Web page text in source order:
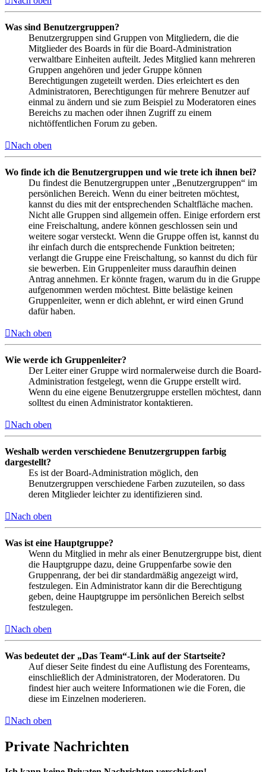
Was sind Benutzergruppen?
Benutzergruppen sind Gruppen von Mitgliedern, die die
Mitglieder des Boards in für die Board-Administration
verwaltbare Einheiten aufteilt. Jedes Mitglied kann mehreren
Gruppen angehören und jeder Gruppe können
Berechtigungen zugeteilt werden. Dies erleichtert es den
Administratoren, Berechtigungen für mehrere Benutzer auf
einmal zu ändern und sie zum Beispiel zu Moderatoren eines
Bereichs zu machen oder ihnen Zugriff zu einem
nichtöffentlichen Forum zu geben.
Nach oben
Wo finde ich die Benutzergruppen und wie trete ich ihnen bei?
Du findest die Benutzergruppen unter „Benutzergruppen“ im
persönlichen Bereich. Wenn du einer beitreten möchtest,
kannst du dies mit der entsprechenden Schaltfläche machen.
Nicht alle Gruppen sind allgemein offen. Einige erfordern erst
eine Freischaltung, andere können geschlossen sein und
weitere sogar versteckt. Wenn die Gruppe offen ist, kannst du
ihr einfach durch die entsprechende Funktion beitreten;
verlangt die Gruppe eine Freischaltung, so kannst du dich für
sie bewerben. Ein Gruppenleiter muss daraufhin deinen
Antrag annehmen. Er könnte fragen, warum du in die Gruppe
aufgenommen werden möchtest. Bitte belästige keinen
Gruppenleiter, wenn er dich ablehnt, er wird einen Grund
dafür haben.
Nach oben
Wie werde ich Gruppenleiter?
Der Leiter einer Gruppe wird normalerweise durch die Board-
Administration festgelegt, wenn die Gruppe erstellt wird.
Wenn du eine eigene Benutzergruppe erstellen möchtest, dann
solltest du einen Administrator kontaktieren.
Nach oben
Weshalb werden verschiedene Benutzergruppen farbig
dargestellt?
Es ist der Board-Administration möglich, den
Benutzergruppen verschiedene Farben zuzuteilen, so dass
deren Mitglieder leichter zu identifizieren sind.
Nach oben
Was ist eine Hauptgruppe?
Wenn du Mitglied in mehr als einer Benutzergruppe bist, dient
die Hauptgruppe dazu, deine Gruppenfarbe sowie den
Gruppenrang, der bei dir standardmäßig angezeigt wird,
festzulegen. Ein Administrator kann dir die Berechtigung
geben, deine Hauptgruppe im persönlichen Bereich selbst
festzulegen.
Nach oben
Was bedeutet der „Das Team“-Link auf der Startseite?
Auf dieser Seite findest du eine Auflistung des Forenteams,
einschließlich der Administratoren, der Moderatoren. Du
findest hier auch weitere Informationen wie die Foren, die
diese im Einzelnen moderieren.
Nach oben
Private Nachrichten